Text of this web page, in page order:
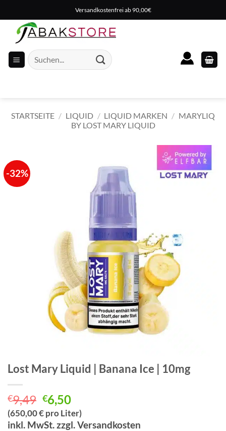
Inhalt
springen
Versandkostenfrei ab 90,00€
Suche
nach:
STARTSEITE / LIQUID / LIQUID MARKEN / MARYLIQ
BY LOST MARY LIQUID
-32%
Lost Mary Liquid | Banana Ice | 10mg
€9,49 Ursprünglicher
Preis
war:
€6,50Aktueller
Preis
ist:
(650,00 € pro Liter)
inkl. MwSt. zzgl. Versandkosten